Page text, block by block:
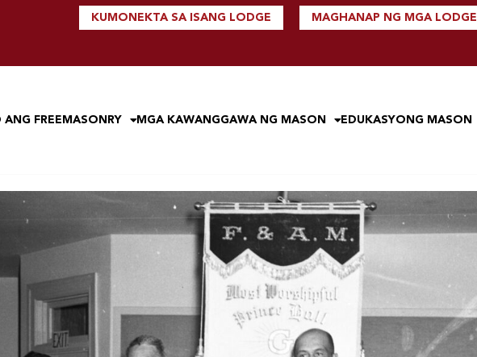
KUMONEKTA SA ISANG LODGE MAGHANAP NG MGA LODGE
ANG FREEMASONRY MGA KAWANGGAWA NG MASON EDUKASYONG MASON